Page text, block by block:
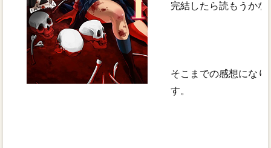
完結したら読もうか
そこまでの感想にな
す。